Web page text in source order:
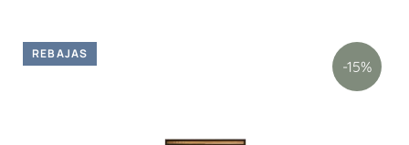
-15%
REBAJAS